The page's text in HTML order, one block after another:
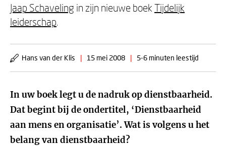
Jaap Schaveling in zijn nieuwe boek Tijdelijk
leiderschap.
Hans van der Klis | 15 mei 2008 | 5-6 minuten leestijd
In uw boek legt u de nadruk op dienstbaarheid.
Dat begint bij de ondertitel, ‘Dienstbaarheid
aan mens en organisatie’. Wat is volgens u het
belang van dienstbaarheid?